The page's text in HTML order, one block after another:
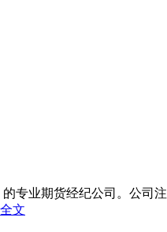
专业期货经纪公司。公司
全文